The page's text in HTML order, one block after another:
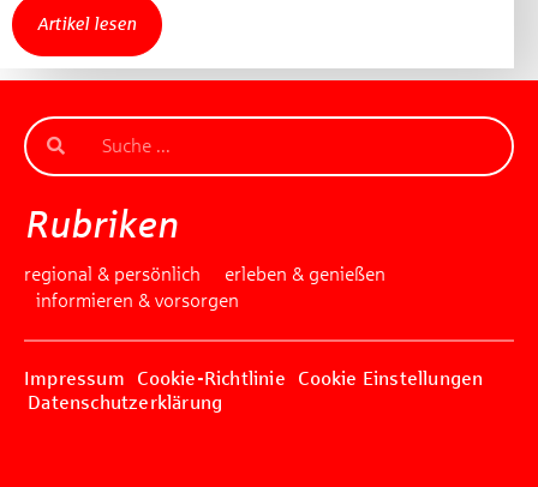
Artikel lesen
Rubriken
regional & persönlich
erleben & genießen
informieren & vorsorgen
Impressum Cookie-Richtlinie
Cookie Einstellungen
Datenschutzerklärung